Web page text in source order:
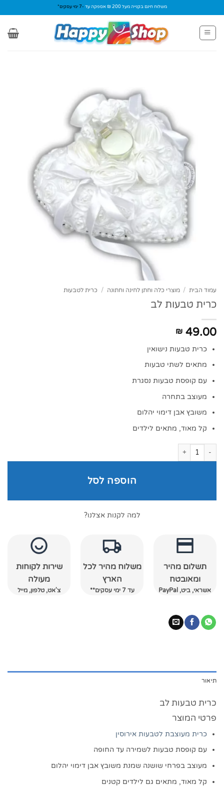
to
content
משלוח חינם בקנייה מעל 200 ₪ אספקה עד -7 ימי עסקים*
עמוד הבית / מוצרי כלה וחתן לחינה וחתונה / כרית לטבעות
כרית טבעות לב
₪ 49.00
כרית טבעות נישואין
מתאים לשתי טבעות
עם קופסת טבעות נסגרת
מעוצב בתחרה
משובץ אבן דימוי יהלום
קל מאוד, מתאים לילדים
כמות של כרית טבעות לב
הוספה לסל
למה לקנות אצלנו?
תשלום מהיר
ומאובטח
אשראי, ביט, PayPal
משלוח מהיר לכל
הארץ
עד 7 ימי עסקים**
שירות לקוחות
מעולה
צ'אט, טלפון, מייל
תיאור
כרית טבעות לב
פרטי המוצר
כרית מעוצבת לטבעות אירוסין
עם קופסת טבעות לשמירה עד החופה
מעוצב בפרחי שושנה שמנת משובץ אבן דימוי יהלום
קל מאוד, מתאים גם לילדים קטנים